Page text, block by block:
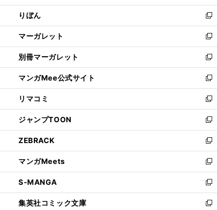
開
く
ウ
で
開
く
ン
ド
ウ
で
開
く
ウ
ィ
ン
ド
ウ
で
開
く
りぼん
新
し
い
ウ
ィ
ン
ド
ウ
で
開
く
マーガレット
新
し
い
ウ
ィ
ン
ド
ウ
で
開
く
別冊マーガレット
新
し
い
ウ
ィ
ン
ド
ウ
で
開
く
マンガMee公式サイト
新
し
い
ウ
ィ
ン
ド
ウ
で
開
く
リマコミ
新
し
い
ウ
ィ
ン
ド
ウ
で
開
く
ジャンプTOON
新
し
い
ウ
ィ
ン
ド
ウ
で
ZEBRACK
新
し
い
ウ
ィ
ン
ド
マンガMeets
新
し
い
ウ
ィ
S-MANGA
新
し
い
集英社コミック文庫 新